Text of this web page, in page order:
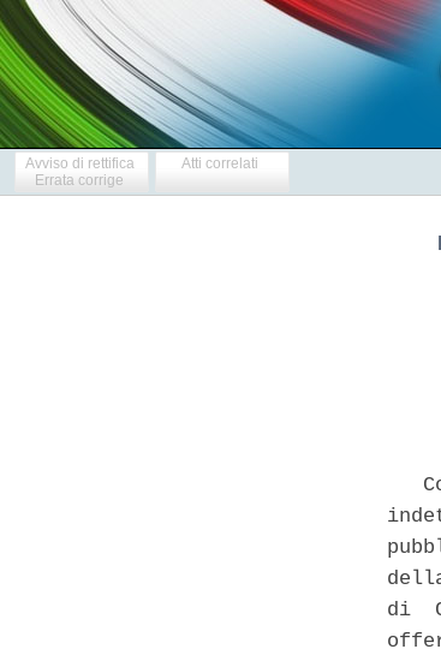
Avviso di rettifica
Errata corrige
Atti correlati
di